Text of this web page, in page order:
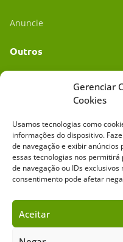
Gerenciar
Cookies
Usamos tecnologias como
informações do dispositivo.
de navegação e exibir
essas tecnologias nos
de navegação ou IDs
consentimento pode afetar
Aceitar
Anuncie
Outros
Mídia Kit
Sobre o